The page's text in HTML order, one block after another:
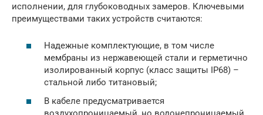
исполнении, для глубоководных замеров. Ключевыми
преимуществами таких устройств считаются:
Надежные комплектующие, в том числе
мембраны из нержавеющей стали и герметично
изолированный корпус (класс защиты IP68) –
стальной либо титановый;
В кабеле предусматривается